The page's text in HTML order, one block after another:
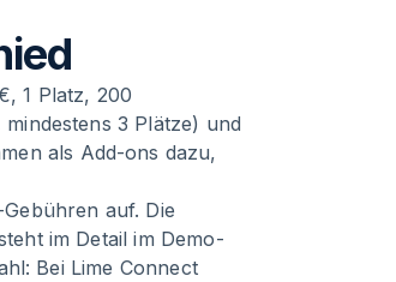
1 Platz, 200
3 Plätze) und
als Add-ons dazu,
auf. Die
im Detail im Demo-
Bei Lime Connect